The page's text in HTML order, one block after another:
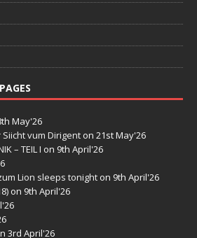
May'26
vum Dirigent on 21st May'26
– TEIL I on 9th April'26
Lion sleeps tonight on 9th April'26
on 9th April'26
3rd April'26